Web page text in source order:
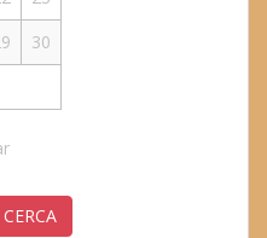
30
CERCA